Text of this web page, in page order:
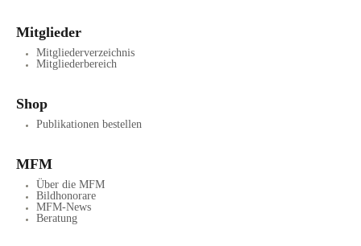
Mitglieder
Mitgliederverzeichnis
Mitgliederbereich
Shop
Publikationen bestellen
MFM
Über die MFM
Bildhonorare
MFM-News
Beratung